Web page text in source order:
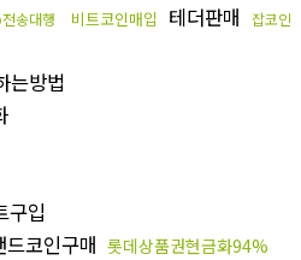
송대행 비트코인매입 테더판매
잡코인
는방법
구입
드코인구매 롯데상품권현금화94%